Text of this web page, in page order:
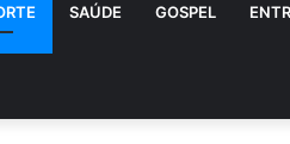
SAÚDE GOSPEL